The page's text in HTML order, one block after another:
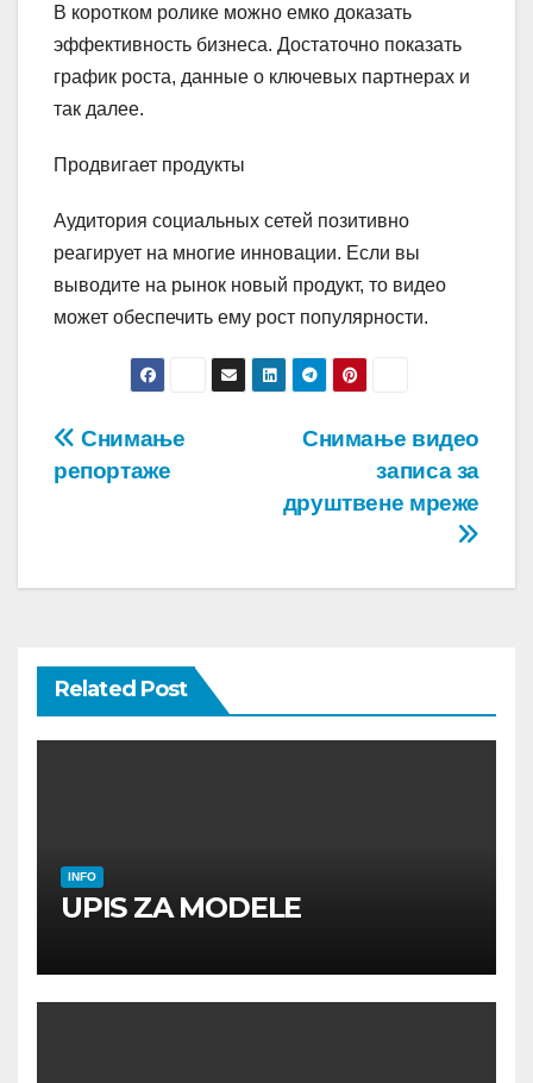
В коротком ролике можно емко доказать
эффективность бизнеса. Достаточно показать
график роста, данные о ключевых партнерах и
так далее.
Продвигает продукты
Аудитория социальных сетей позитивно
реагирует на многие инновации. Если вы
выводите на рынок новый продукт, то видео
может обеспечить ему рост популярности.
Post
navigation
Снимање видео
записа за
друштвене мреже
Снимање
репортаже
Related Post
INFO
UPIS ZA MODELE